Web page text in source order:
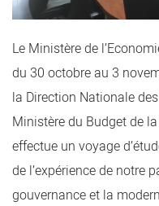
Le Ministère de
du 30 octobre au 3
la Direction Nationale
Ministère du Budget de
effectue un voyage
de l’expérience de notre
gouvernance et la